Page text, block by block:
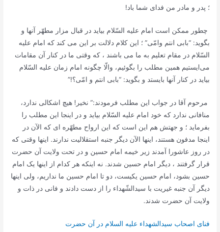
؛ پدر و مادر من فداى شما باد!
چطور ممکن است امام علیه ‌السّلام بیاید در قبال مزار مطهّر آنها و
بگوید: “بابى انتم وامّى” ؛ این کلام دلالت بر این مى ‌کند که امام علیه
‌السّلام در مقام تعلیم به ما می باشند ، که وقتی ما در کنار آن مقامات
مى‌ایستیم همین مطلب را بگوئیم، والّا چگونه امام زمان علیه‌ السّلام
بیاید در کنار آنها بایستد و بگوید: “بابى انتم و امّى؟!”
مرحوم آقا در جواب این مطلب فرمودند:” نخیر! هیچ اشکالى ندارد،
منافانى ندارد که خود امام علیه ‌السّلام بیاید و در اینجا این مطلب را
بفرماید ؛ و جهتش هم این است که این ارواح مطهّره ‌اى که الآن در
اینجا مدفون هستند، اینها الآن دیگر جنبه استقلالیت ندارند. اینها وقتى که
در روز عاشورا آمدند زیر خیمه امام حسین و در تحت ولایت آن حضرت
قرار گرفتند ، دیگر امام حسین شدند. نه اینکه هر کدام از اینها یک امام
حسین بشود، امام حسین یکیست، دو تا امام حسین ما نداریم، ولى اینها
دیگر آن جنبه غیریت با سیدالشّهداء را از دست دادند و فانى در ذات و
ولایت آن حضرت شدند.
فنای اصحاب سیدالشهداء علیه السلام در آن حضرت